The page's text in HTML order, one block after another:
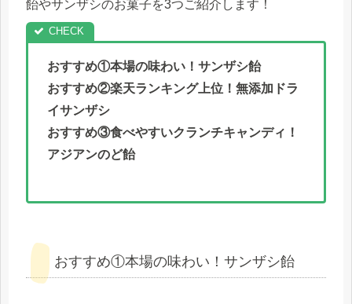
飴やサンザシのお菓子を3つご紹介します！
おすすめ①本場の味わい！サンザシ飴
おすすめ②楽天ランキング上位！無添加ドラ
イサンザシ
おすすめ③食べやすいクランチキャンディ！
アジアンのど飴
おすすめ①本場の味わい！サンザシ飴